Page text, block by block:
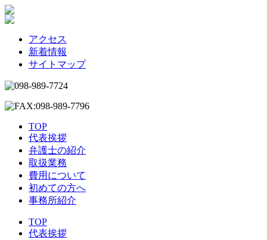
アクセス
新着情報
サイトマップ
TOP
代表挨拶
弁護士の紹介
取扱業務
費用について
初めての方へ
事務所紹介
TOP
代表挨拶